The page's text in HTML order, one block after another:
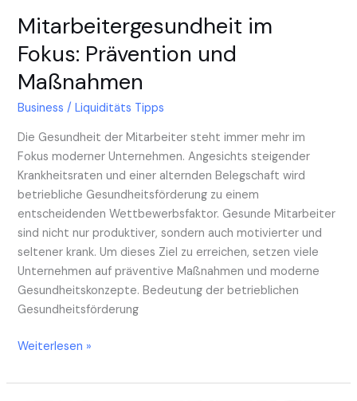
Mitarbeitergesundheit im
Fokus: Prävention und
Maßnahmen
Business /Liquiditäts Tipps
Die Gesundheit der Mitarbeiter steht immer mehr im
Fokus moderner Unternehmen. Angesichts steigender
Krankheitsraten und einer alternden Belegschaft wird
betriebliche Gesundheitsförderung zu einem
entscheidenden Wettbewerbsfaktor. Gesunde Mitarbeiter
sind nicht nur produktiver, sondern auch motivierter und
seltener krank. Um dieses Ziel zu erreichen, setzen viele
Unternehmen auf präventive Maßnahmen und moderne
Gesundheitskonzepte. Bedeutung der betrieblichen
Gesundheitsförderung
Weiterlesen »